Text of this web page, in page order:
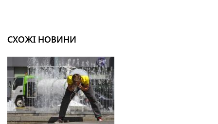
СХОЖІ НОВИНИ